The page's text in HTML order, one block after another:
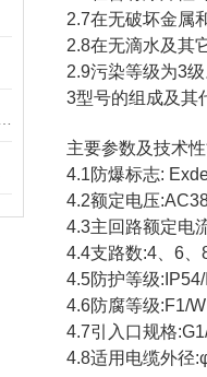
2.7在无破坏金属
2.8在无滴水及其
2.9污染等级为3
3型号的组成及其
主要参数及技术
4.1防爆标志:
4.2额定电压
4.3主回路额定电
4.4支路数:4、6、
4.5防护等级
4.6防腐等级:F1/
4.7引入口规格
4.8适用电缆外径